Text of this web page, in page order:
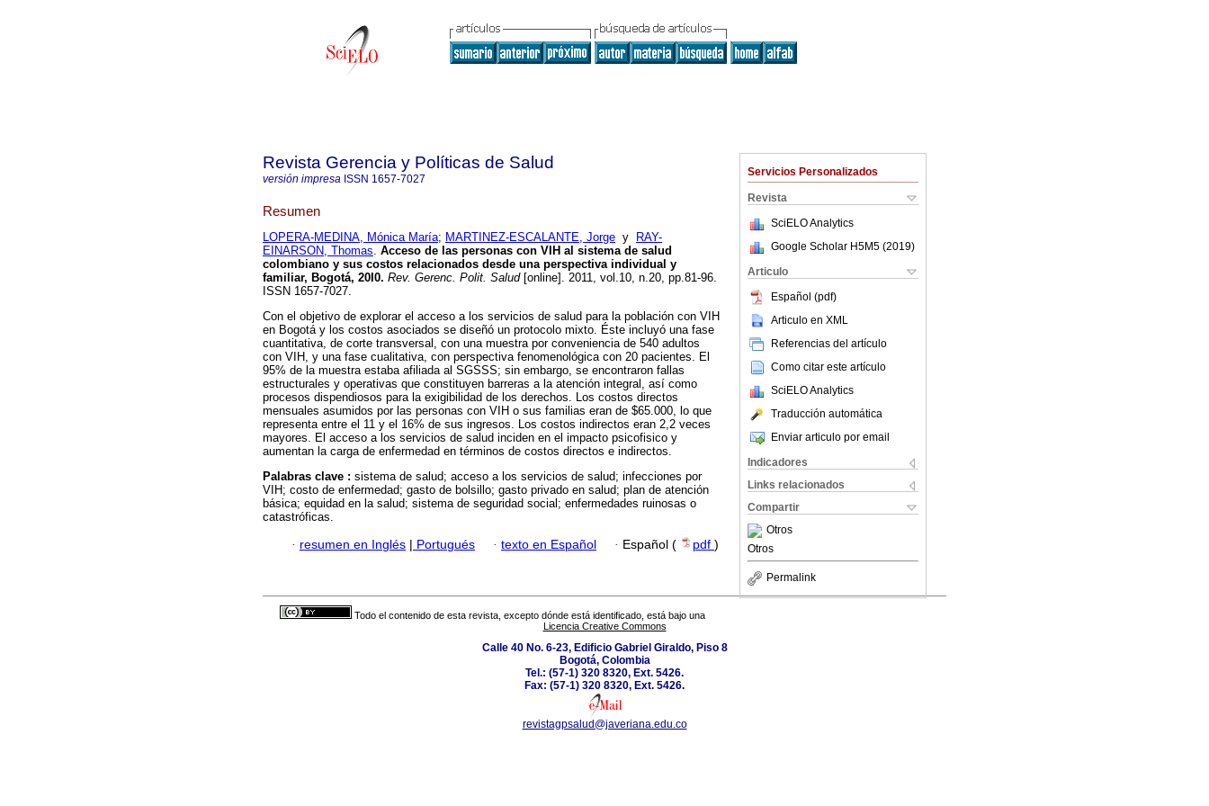
Servicios Personalizados
Revista
SciELO Analytics
Google Scholar H5M5 (2019)
Articulo
Español (pdf)
Articulo en XML
Referencias del artículo
Como citar este artículo
SciELO Analytics
Traducción automática
Enviar articulo por email
Indicadores
Links relacionados
Compartir
Otros
Otros
Permalink
Revista Gerencia y Políticas de Salud
versión impresa ISSN 1657-7027
Resumen
LOPERA-MEDINA, Mónica María; MARTINEZ-ESCALANTE, Jorge y
RAY-
EINARSON, Thomas. Acceso de las personas con VIH al sistema de salud
colombiano y sus costos relacionados desde una perspectiva individual y
familiar, Bogotá, 20I0. Rev. Gerenc. Polit. Salud[online]. 2011, vol.10, n.20, pp.81-96.
ISSN 1657-7027.
Con el objetivo de explorar el acceso a los servicios de salud para la población con VIH
en Bogotá y los costos asociados se diseñó un protocolo mixto. Éste incluyó una fase
cuantitativa, de corte transversal, con una muestra por conveniencia de 540 adultos
con VIH, y una fase cualitativa, con perspectiva fenomenológica con 20 pacientes. El
95% de la muestra estaba afiliada al SGSSS; sin embargo, se encontraron fallas
estructurales y operativas que constituyen barreras a la atención integral, así como
procesos dispendiosos para la exigibilidad de los derechos. Los costos directos
mensuales asumidos por las personas con VIH o sus familias eran de $65.000, lo que
representa entre el 11 y el 16% de sus ingresos. Los costos indirectos eran 2,2 veces
mayores. El acceso a los servicios de salud inciden en el impacto psicofisico y
aumentan la carga de enfermedad en términos de costos directos e indirectos.
Palabras clave : sistema de salud; acceso a los servicios de salud; infecciones por
VIH; costo de enfermedad; gasto de bolsillo; gasto privado en salud; plan de atención
básica; equidad en la salud; sistema de seguridad social; enfermedades ruinosas o
catastróficas.
· resumen en Inglés | Portugués · texto en Español · Español ( pdf )
Todo el contenido de esta revista, excepto dónde está identificado, está bajo una
Licencia Creative Commons
Calle 40 No. 6-23, Edificio Gabriel Giraldo, Piso 8
Bogotá, Colombia
Tel.: (57-1) 320 8320, Ext. 5426.
Fax: (57-1) 320 8320, Ext. 5426.
revistagpsalud@javeriana.edu.co